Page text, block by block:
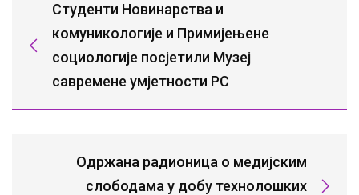
Студенти Новинарства и
комуникологије и Примијењене
социологије посјетили Музеј
савремене умјетности РС
Одржана радионица о медијским
слободама у добу технолошких